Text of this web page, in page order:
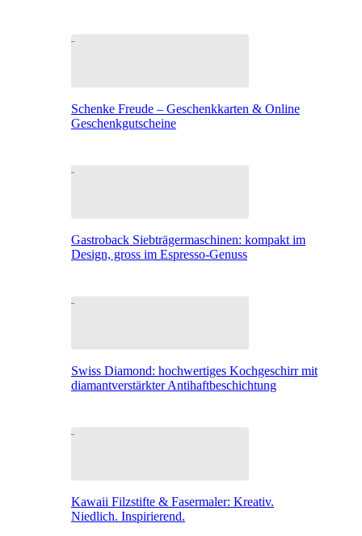
Schenke Freude – Geschenkkarten & Online
Geschenkgutscheine
Gastroback Siebträgermaschinen: kompakt im
Design, gross im Espresso-Genuss
Swiss Diamond: hochwertiges Kochgeschirr mit
diamantverstärkter Antihaftbeschichtung
Kawaii Filzstifte & Fasermaler: Kreativ.
Niedlich. Inspirierend.